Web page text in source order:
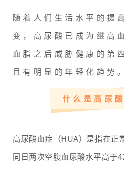
随着人们生活水平的提
变，高尿酸已成为继高
血脂之后威胁健康的第
且有明显的年轻化趋势。
什么是高尿酸
高尿酸血症（HUA）是指在正
同日两次空腹血尿酸水平高于